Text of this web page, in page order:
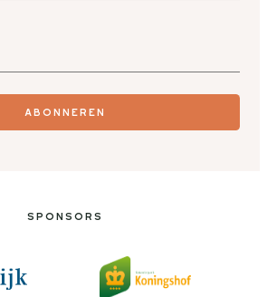
Abonneren
Sponsors